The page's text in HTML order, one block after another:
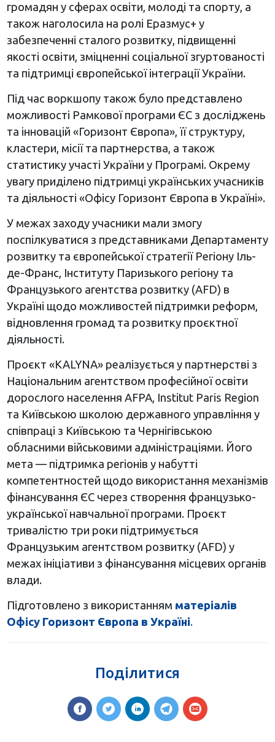
громадян у сферах освіти, молоді та спорту, а
також наголосила на ролі Еразмус+ у
забезпеченні сталого розвитку, підвищенні
якості освіти, зміцненні соціальної згуртованості
та підтримці європейської інтеграції України.
Під час воркшопу також було представлено
можливості Рамкової програми ЄС з досліджень
та інновацій «Горизонт Європа», її структуру,
кластери, місії та партнерства, а також
статистику участі України у Програмі. Окрему
увагу приділено підтримці українських учасників
та діяльності «Офісу Горизонт Європа в Україні».
У межах заходу учасники мали змогу
поспілкуватися з представниками Департаменту
розвитку та європейської стратегії Регіону Іль-
де-Франс, Інституту Паризького регіону та
Французького агентства розвитку (AFD) в
Україні щодо можливостей підтримки реформ,
відновлення громад та розвитку проєктної
діяльності.
Проєкт «KALYNA» реалізується у партнерстві з
Національним агентством професійної освіти
дорослого населення AFPA, Institut Paris Region
та Київською школою державного управління у
співпраці з Київською та Чернігівською
обласними військовими адміністраціями. Його
мета — підтримка регіонів у набутті
компетентностей щодо використання механізмів
фінансування ЄС через створення французько-
української навчальної програми. Проєкт
тривалістю три роки підтримується
Французьким агентством розвитку (AFD) у
межах ініціативи з фінансування місцевих органів
влади.
Підготовлено з використанням матеріалів
Офісу Горизонт Європа в Україні.
Поділитися